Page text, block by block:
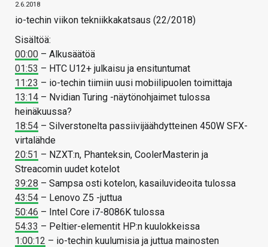
2.6.2018
io-techin viikon tekniikkakatsaus (22/2018)
Sisältöä:
00:00 – Alkusäätöä
01:53 – HTC U12+ julkaisu ja ensituntumat
11:23 – io-techin tiimiin uusi mobiilipuolen toimittaja
13:14 – Nvidian Turing -näytönohjaimet tulossa
heinäkuussa?
18:54 – Silverstonelta passiivijäähdytteinen 450W SFX-
virtalähde
20:51 – NZXT:n, Phanteksin, CoolerMasterin ja
Streacomin uudet kotelot
39:28 – Sampsa osti kotelon, kasailuvideoita tulossa
43:54 – Lenovo Z5 -juttua
50:46 – Intel Core i7-8086K tulossa
54:33 – Peltier-elementit HP:n kuulokkeissa
1:00:12 – io-techin kuulumisia ja juttua mainosten